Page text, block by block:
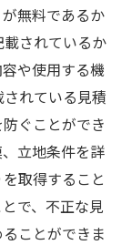
無料であるか
されているか
や使用する機
れている見積
ぐことができ
立地条件を詳
取得すること
で、不正な見
ことができま